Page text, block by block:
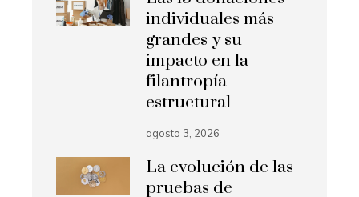
individuales más
grandes y su
impacto en la
filantropía
estructural
agosto 3, 2026
La evolución de las
pruebas de